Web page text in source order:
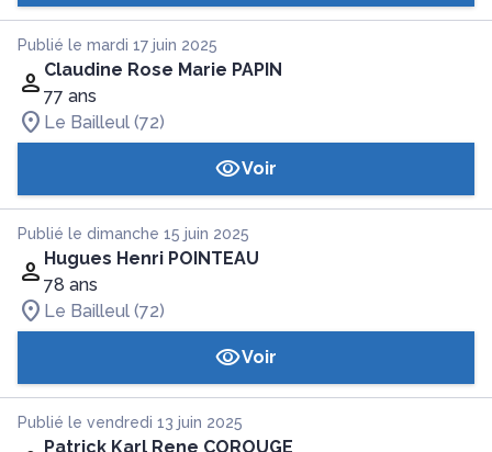
Publié le mardi 17 juin 2025
Claudine Rose Marie PAPIN
77 ans
Le Bailleul (72)
Voir
Publié le dimanche 15 juin 2025
Hugues Henri POINTEAU
78 ans
Le Bailleul (72)
Voir
Publié le vendredi 13 juin 2025
Patrick Karl Rene COROUGE